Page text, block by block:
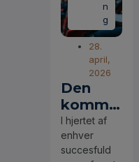
n
g
28.
april,
2026
Den
komme
rcielle
motor
og
I hjertet af
enhver
succesfuld